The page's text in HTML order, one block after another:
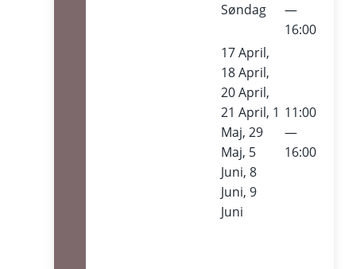
Søndag
—
16:00
17 April,
18 April,
20 April,
21 April, 1
Maj, 29
Maj, 5
Juni, 8
Juni, 9
Juni
11:00
—
16:00